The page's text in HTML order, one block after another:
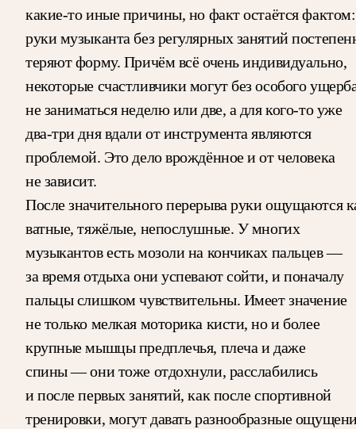
какие-то иные причины, но факт остаётся фактом:
руки музыканта без регулярных занятий
теряют форму. Причём всё очень индивидуально,
некоторые счастливчики могут без особого
не заниматься неделю или две, а для кого-то уже
два-три дня вдали от инструмента являются
проблемой. Это дело врождённое и от человека
не зависит.
После значительного перерыва руки ощущаются
ватные, тяжёлые, непослушные. У многих
музыкантов есть мозоли на кончиках пальцев —
за время отдыха они успевают сойти, и поначалу
пальцы слишком чувствительны. Имеет значение
не только мелкая моторика кисти, но и более
крупные мышцы предплечья, плеча и даже
спины — они тоже отдохнули, расслабились
и после первых занятий, как после спортивной
тренировки, могут давать разнообразные